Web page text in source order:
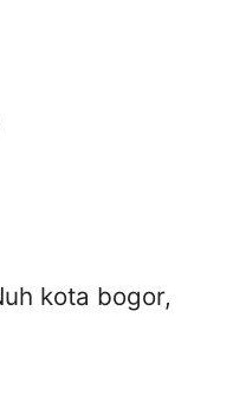
kota bogor,